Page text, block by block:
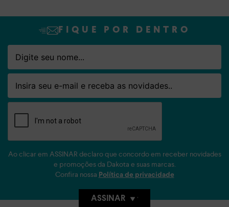
FIQUE POR DENTRO
Nome
Email
Ao clicar em ASSINAR declaro que concordo em receber novidades
e promoções da Dakota e suas marcas.
Confira nossa Política de privacidade
ASSINAR